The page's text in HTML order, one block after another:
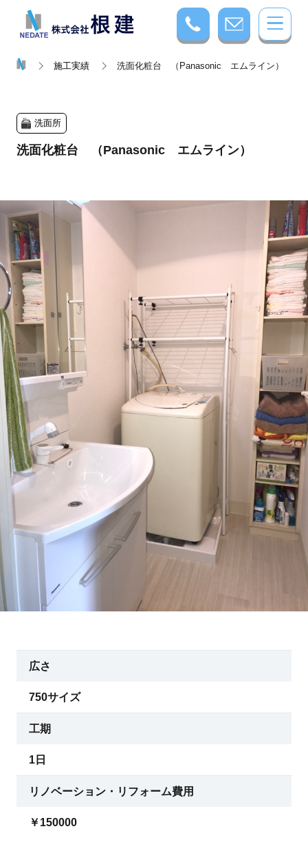
施工実績 洗面化粧台 （Panasonic エムライン）
洗面所
洗面化粧台 （Panasonic エムライン）
広さ
750サイズ
工期
1日
リノベーション・リフォーム費用
￥150000